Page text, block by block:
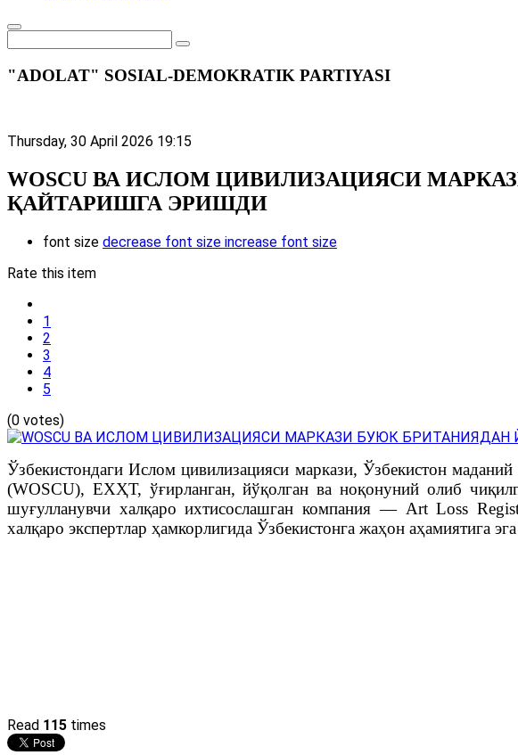
"ADOLAT" SOSIAL-DEMOKRATIK PARTIYASI
Thursday, 30 April 2026 19:15
WOSCU ВА ИСЛОМ ЦИВИЛИЗАЦИЯСИ
ҚАЙТАРИШГА ЭРИШДИ
font size decrease font size increase font size
Rate this item
1
2
3
4
5
(0 votes)
Ўзбекистондаги Ислом цивилизацияси маркази, Ўзбекистон
(WOSCU), ЕХҲТ, ўғирланган, йўқолган ва ноқонуний олиб
шуғулланувчи халқаро ихтисослашган компания — Art Loss
халқаро экспертлар ҳамкорлигида Ўзбекистонга жаҳон аҳамиятига
Read 115 times